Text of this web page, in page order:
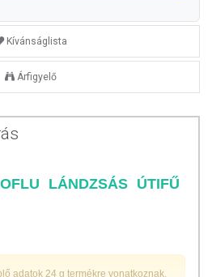
Kívánságlista
Árfigyelő
LÁNDZSÁS ÚTIFŰ
adatok 24 g termékre vonatkoznak.